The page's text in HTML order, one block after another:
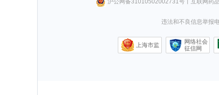
沪公网备31010502002731号丨 互联网药
违法和不良信息举报
上海市监
网络社会
征信网